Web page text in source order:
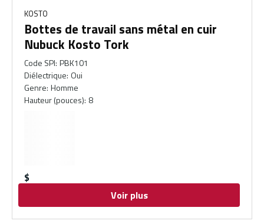
KOSTO
Bottes de travail sans métal en cuir
Nubuck Kosto Tork
Code SPI: PBK101
Diélectrique: Oui
Genre: Homme
Hauteur (pouces): 8
$
Voir plus